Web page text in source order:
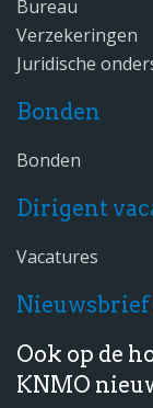
Bureau
Verzekeringen
Juridische
Bonden
Bonden
Dirigent
Vacatures
Ook op de
KNMO